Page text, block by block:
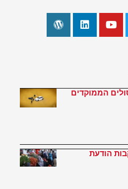
הממוקדים
הודעת